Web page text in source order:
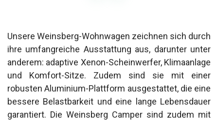
Unsere Weinsberg-Wohnwagen zeichnen sich durch
ihre umfangreiche Ausstattung aus, darunter unter
anderem: adaptive Xenon-Scheinwerfer, Klimaanlage
und Komfort-Sitze. Zudem sind sie mit einer
robusten Aluminium-Plattform ausgestattet, die eine
bessere Belastbarkeit und eine lange Lebensdauer
garantiert. Die Weinsberg Camper sind zudem mit